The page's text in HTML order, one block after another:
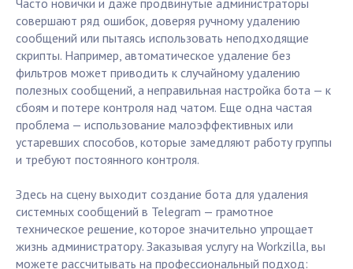
Часто новички и даже продвинутые администраторы
совершают ряд ошибок, доверяя ручному удалению
сообщений или пытаясь использовать неподходящие
скрипты. Например, автоматическое удаление без
фильтров может приводить к случайному удалению
полезных сообщений, а неправильная настройка бота — к
сбоям и потере контроля над чатом. Еще одна частая
проблема — использование малоэффективных или
устаревших способов, которые замедляют работу группы
и требуют постоянного контроля.
Здесь на сцену выходит создание бота для удаления
системных сообщений в Telegram — грамотное
техническое решение, которое значительно упрощает
жизнь администратору. Заказывая услугу на Workzilla, вы
можете рассчитывать на профессиональный подход: